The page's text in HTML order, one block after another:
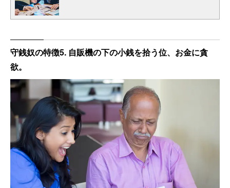
守銭奴の特徴5. 自販機の下の小銭を拾う位、お金に貪
欲。